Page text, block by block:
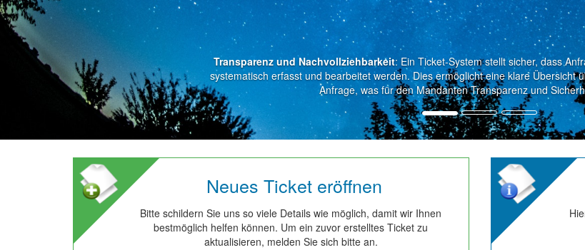
Transparenz und Nachvollziehbarkeit: Ein Ticket-System stellt sicher, dass
systematisch erfasst und bearbeitet werden. Dies ermöglicht eine klare Übersicht
Anfrage, was für den Mandanten Transparenz und
Neues Ticket eröffnen
Bitte schildern Sie uns so viele Details wie möglich, damit wir Ihnen
bestmöglich helfen können. Um ein zuvor erstelltes Ticket zu
aktualisieren, melden Sie sich bitte an.